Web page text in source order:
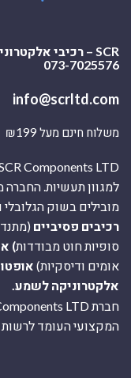
SCR – רכיבי אלקטרוניקה
073-7025576
info@scrltd.com
משלוח חינם מעל ₪199
מובילים בשוק הגלובלי
רכיבים פסיביים
סופיות חוט מבודדות)
אומים ודיסקיות)
אלקטרוניקה לשמע.
המקצועי העומד לרשות